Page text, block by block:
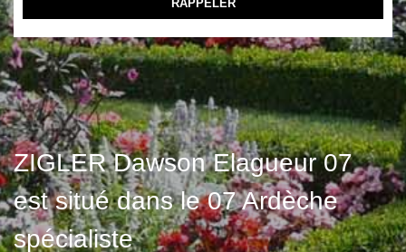
ZIGLER Dawson Elagueur 07
est situé dans le 07 Ardèche
spécialiste